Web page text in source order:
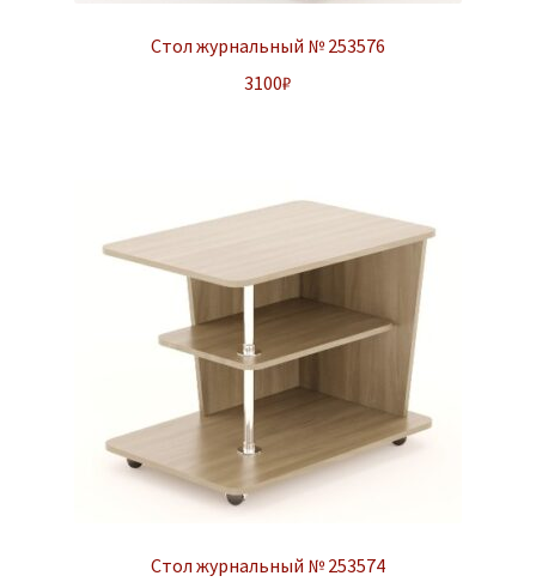
Стол журнальный № 253576
3100₽
Стол журнальный № 253574